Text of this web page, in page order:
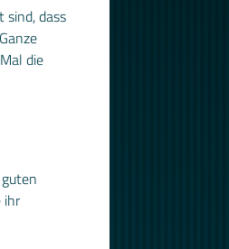
sind, dass
die
ihr